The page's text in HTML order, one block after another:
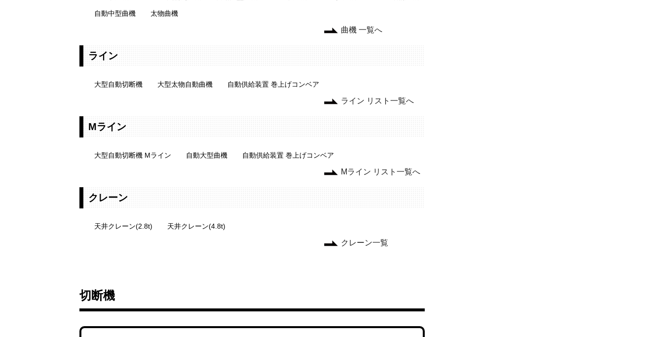
自動中型曲機 太物曲機
曲機 一覧へ
ライン
大型自動切断機 大型太物自動曲機 自動供給装置 巻上げコンベア
ライン リスト一覧へ
Mライン
大型自動切断機 Mライン 自動大型曲機 自動供給装置 巻上げコンベア
Mライン リスト一覧へ
クレーン
天井クレーン(2.8t) 天井クレーン(4.8t)
クレーン一覧
切断機